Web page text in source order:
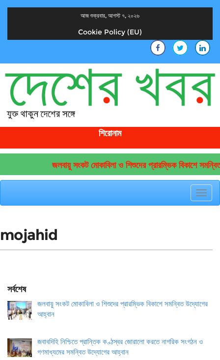
আজ শুক্রবার, আগস্ট ৭, ২০২৬
Cookie Policy (EU)
শিরোনাম
জলবায়ু সংকট মোকাবিলা ও শিশুদের প্রারম্ভিক বিকাশে
mojahid
সর্বশেষ
জলবায়ু সংকট মোকাবিলা ও শিশুদের প্রারম্ভিক বিকাশে সমন্বিত উদ্যোগের
আহ্বান
জবাবদিহি নিশ্চিতে প্রান্তিক কণ্ঠস্বর জোরালো করতে নাগরিক সংগঠন ও
গণমাধ্যমের সমন্বিত উদ্যোগের আহ্বান